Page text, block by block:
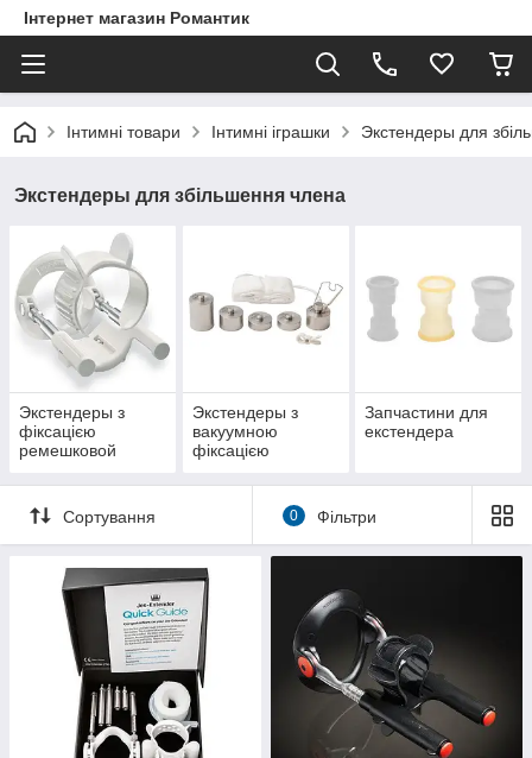
Інтернет магазин Романтик
Інтимні товари Інтимні іграшки Экстендеры для
Экстендеры для збільшення члена
Экстендеры з
фіксацією
ремешковой
Экстендеры з
вакуумною
фіксацією
Запчастини для
екстендера
Сортування 0 Фільтри